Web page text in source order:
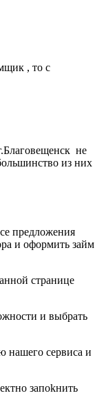
, то с
не
из них
предложения
и оформить займ
странице
и выбрать
нашего сервиса и
запоkнить